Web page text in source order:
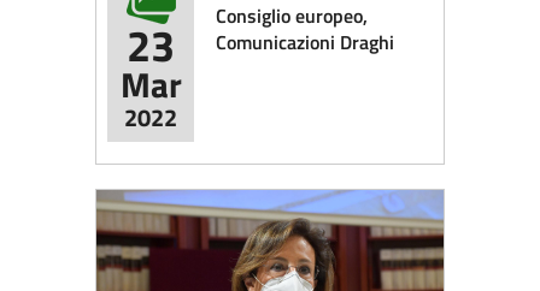
Consiglio europeo,
Comunicazioni Draghi
23
Mar
2022